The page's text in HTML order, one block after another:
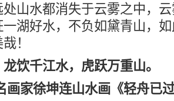
山水都消失于云雾之中，
湖好水，不负如黛青山，
！
饮千江水，虎跃万重山。
画家徐坤连山水画《轻舟已